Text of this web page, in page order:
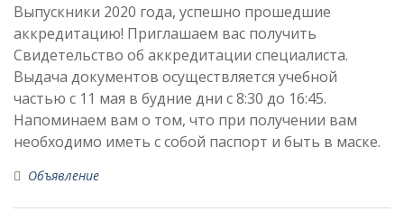
Выпускники 2020 года, успешно прошедшие
аккредитацию! Приглашаем вас получить
Свидетельство об аккредитации специалиста.
Выдача документов осуществляется учебной
частью с 11 мая в будние дни с 8:30 до 16:45.
Напоминаем вам о том, что при получении вам
необходимо иметь с собой паспорт и быть в маске.
Объявление